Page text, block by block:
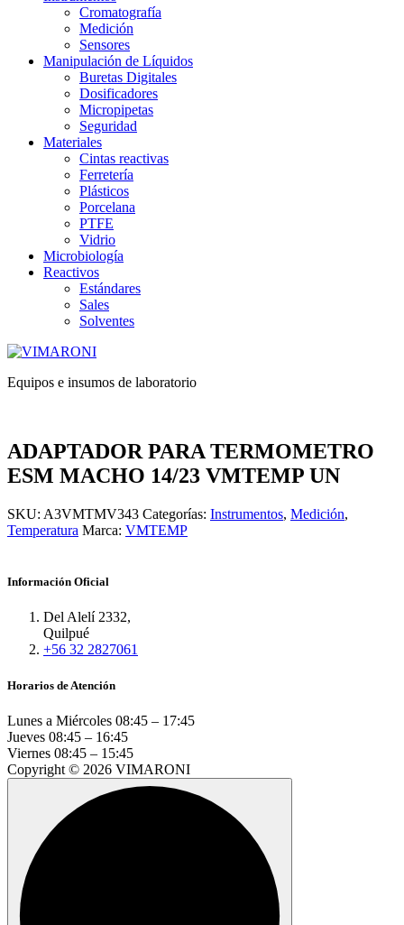
Cromatografía
Medición
Sensores
Manipulación de Líquidos
Buretas Digitales
Dosificadores
Micropipetas
Seguridad
Materiales
Cintas reactivas
Ferretería
Plásticos
Porcelana
PTFE
Vidrio
Microbiología
Reactivos
Estándares
Sales
Solventes
Equipos e insumos de laboratorio
ADAPTADOR PARA TERMOMETRO
ESM MACHO 14/23 VMTEMP UN
SKU: A3VMTMV343 Categorías: Instrumentos, Medición,
Temperatura Marca: VMTEMP
Información Oficial
Del Alelí 2332,
Quilpué
+56 32 2827061
Horarios de Atención
Lunes a Miércoles 08:45 – 17:45
Jueves 08:45 – 16:45
Viernes 08:45 – 15:45
Copyright © 2026 VIMARONI